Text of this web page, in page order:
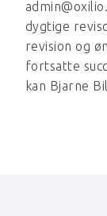
dygtige
revision og
fortsatte
kan Bjarne